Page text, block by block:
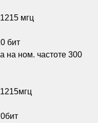
мгц
бит
на ном. частоте 300